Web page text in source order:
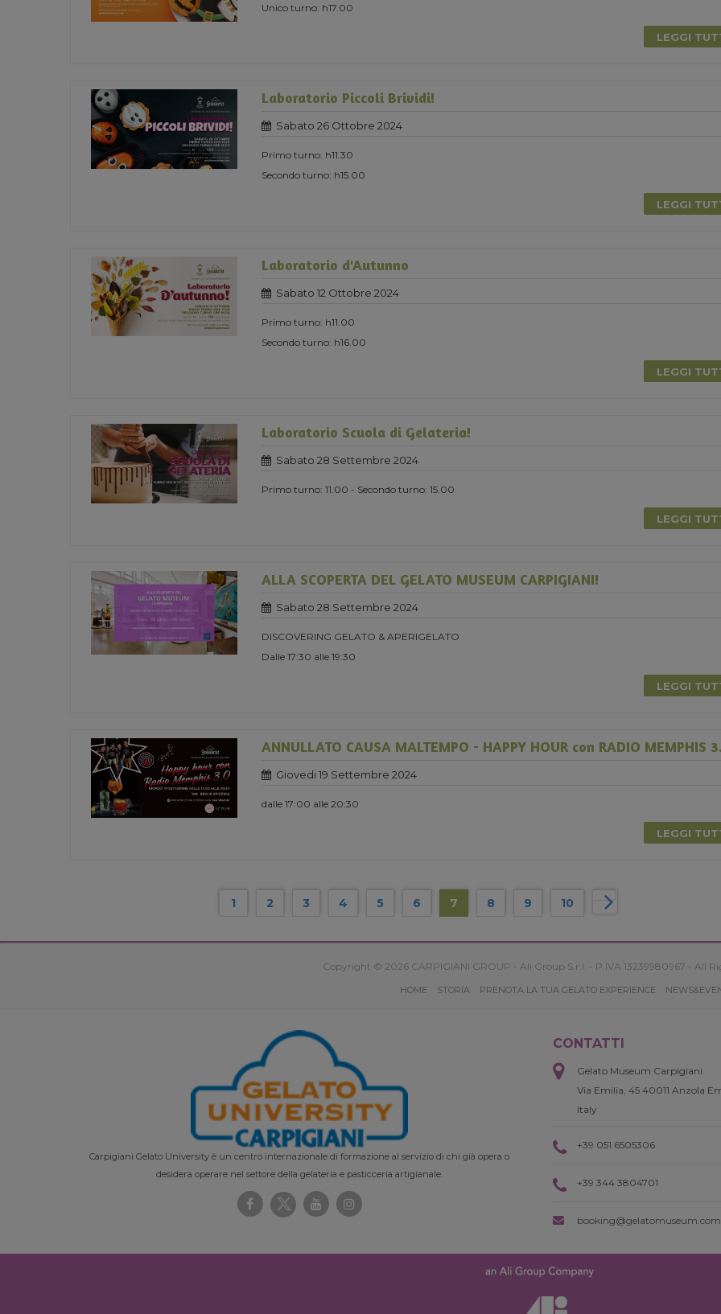
Unico turno: h17.00
LEGGI
Laboratorio Piccoli Brividi!
Sabato 26 Ottobre 2024
Primo turno: h11.30
Secondo turno: h15.00
LEGGI
Laboratorio d'Autunno
Sabato 12 Ottobre 2024
Primo turno: h11.00
Secondo turno: h16.00
LEGGI
Laboratorio Scuola di Gelateria!
Sabato 28 Settembre 2024
Primo turno: 11.00 - Secondo turno: 15.00
LEGGI
ALLA SCOPERTA DEL GELATO MUSEUM CARPIGIANI!
Sabato 28 Settembre 2024
DISCOVERING GELATO & APERIGELATO
Dalle 17:30 alle 19:30
LEGGI
ANNULLATO CAUSA MALTEMPO - HAPPY HOUR con RADIO MEMPHIS
Giovedi 19 Settembre 2024
dalle 17:00 alle 20:30
LEGGI
1 2 3 4 5 6 7 8 9 10
Copyright © 2026 CARPIGIANI GROUP - Ali Group S.r.l. - P.IVA 13239980967 - All
HOME STORIA PRENOTA LA TUA GELATO EXPERIENCE
Carpigiani Gelato University è un centro internazionale di formazione al servizio di chi già opera o
desidera operare nel settore della gelateria e pasticceria artigianale.
CONTATTI
Gelato Museum Carpigiani
Via Emilia, 45 40011 Anzola
Italy
+39 051 6505306
+39 344 3804701
booking@gelatomuseum.com